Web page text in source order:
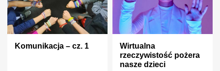
Komunikacja – cz. 1
Wirtualna
rzeczywistość pożera
nasze dzieci